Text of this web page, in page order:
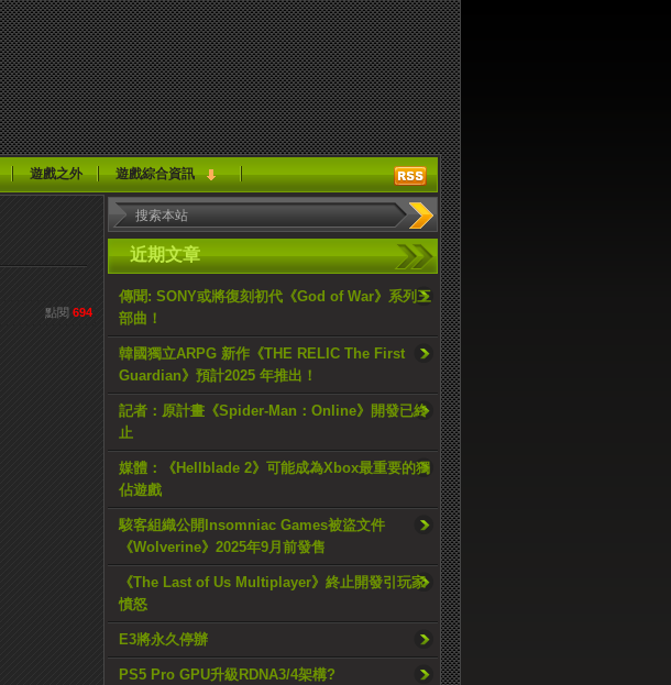
遊戲之外 遊戲綜合資訊
近期文章
傳聞: SONY或將復刻初代《God of War》系列三
部曲！
韓國獨立ARPG 新作《THE RELIC The First
Guardian》預計2025 年推出！
記者：原計畫《Spider-Man：Online》開發已終
止
媒體：《Hellblade 2》可能成為Xbox最重要的獨
佔遊戲
駭客組織公開Insomniac Games被盜文件
《Wolverine》2025年9月前發售
《The Last of Us Multiplayer》終止開發引玩家
憤怒
E3將永久停辦
PS5 Pro GPU升級RDNA3/4架構?
點閱 694